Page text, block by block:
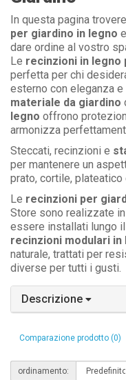
In questa pagina
per giardino in legno
dare ordine al vostro
Le recinzioni in legno
perfetta per chi
esterno con eleganza
materiale da giardino
legno offrono
armonizza
Steccati, recinzioni e
per mantenere un
prato, cortile, plateatico
Le recinzioni per
Store sono realizzate
essere installati lungo
recinzioni modulari in
naturale, trattati per
diverse per tutti i gusti.
Descrizione
Comparazione prodotto (0)
ordinamento: